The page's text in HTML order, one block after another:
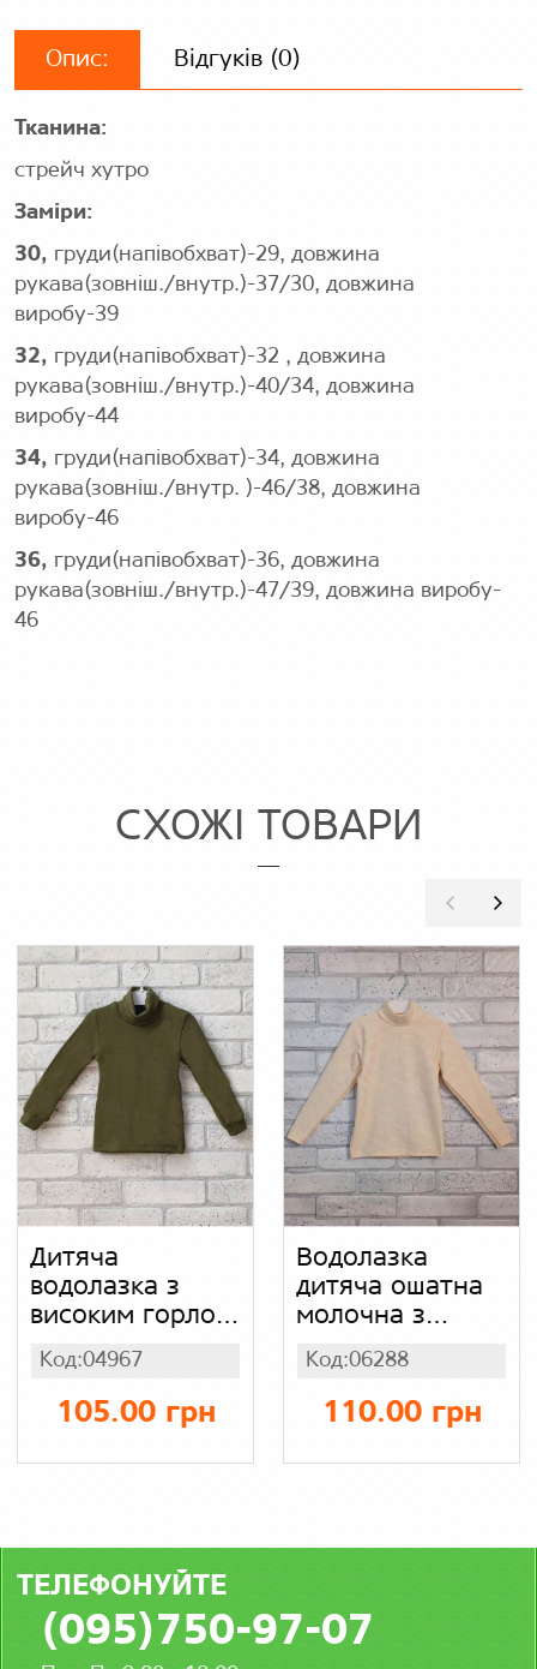
Опис: Відгуків (0)
Тканина:
стрейч хутро
Заміри:
30, груди(напівобхват)-29, довжина
рукава(зовніш./внутр.)-37/30, довжина
виробу-39
32, груди(напівобхват)-32 , довжина
рукава(зовніш./внутр.)-40/34, довжина
виробу-44
34, груди(напівобхват)-34, довжина
рукава(зовніш./внутр. )-46/38, довжина
виробу-46
36, груди(напівобхват)-36, довжина
рукава(зовніш./внутр.)-47/39, довжина виробу-
46
СХОЖІ ТОВАРИ
Дитяча
водолазка з
високим горлом,
акрил (без
начісування)
Код:04967
105.00 грн
Водолазка
дитяча ошатна
молочна з
ажурним
малюнком,
стрейч ажур
Код:06288
110.00 грн
ТЕЛЕФОНУЙТЕ
(095)750-97-07